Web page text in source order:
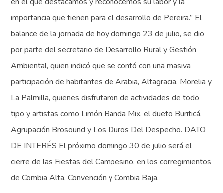
importancia que tienen para el desarrollo de Pereira.” El
balance de la jornada de hoy domingo 23 de julio, se dio
por parte del secretario de Desarrollo Rural y Gestión
Ambiental, quien indicó que se contó con una masiva
participación de habitantes de Arabia, Altagracia, Morelia y
La Palmilla, quienes disfrutaron de actividades de todo
tipo y artistas como Limón Banda Mix, el dueto Buriticá,
Agrupación Brosound y Los Duros Del Despecho. DATO
DE INTERÉS El próximo domingo 30 de julio será el
cierre de las Fiestas del Campesino, en los corregimientos
de Combia Alta, Convención y Combia Baja.